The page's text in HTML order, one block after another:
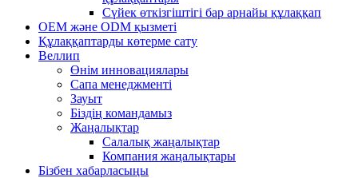
Сүйек өткізгіштігі бар арнайы құлаққап
OEM және ODM қызметі
Құлаққаптарды көтерме сату
Веллип
Өнім инновациялары
Сапа менеджменті
Зауыт
Біздің командамыз
Жаңалықтар
Салалық жаңалықтар
Компания жаңалықтары
Бізбен хабарласыңы